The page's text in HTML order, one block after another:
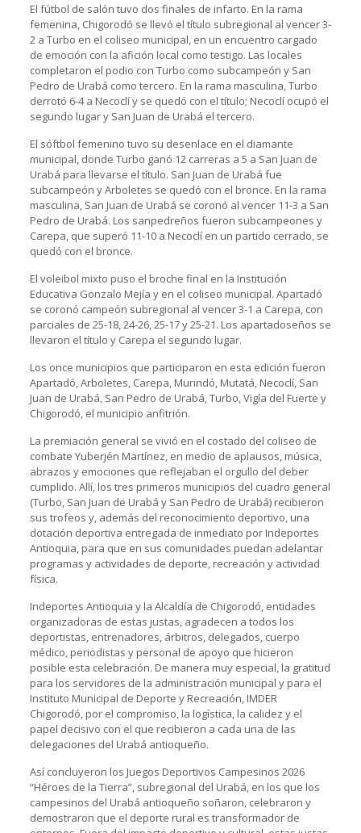
El fútbol de salón tuvo dos finales de infarto. En la rama
femenina, Chigorodó se llevó el título subregional al vencer 3-
2 a Turbo en el coliseo municipal, en un encuentro cargado
de emoción con la afición local como testigo. Las locales
completaron el podio con Turbo como subcampeón y San
Pedro de Urabá como tercero. En la rama masculina, Turbo
derrotó 6-4 a Necoclí y se quedó con el título; Necoclí ocupó el
segundo lugar y San Juan de Urabá el tercero.
El sóftbol femenino tuvo su desenlace en el diamante
municipal, donde Turbo ganó 12 carreras a 5 a San Juan de
Urabá para llevarse el título. San Juan de Urabá fue
subcampeón y Arboletes se quedó con el bronce. En la rama
masculina, San Juan de Urabá se coronó al vencer 11-3 a San
Pedro de Urabá. Los sanpedreños fueron subcampeones y
Carepa, que superó 11-10 a Necoclí en un partido cerrado, se
quedó con el bronce.
El voleibol mixto puso el broche final en la Institución
Educativa Gonzalo Mejía y en el coliseo municipal. Apartadó
se coronó campeón subregional al vencer 3-1 a Carepa, con
parciales de 25-18, 24-26, 25-17 y 25-21. Los apartadoseños se
llevaron el título y Carepa el segundo lugar.
Los once municipios que participaron en esta edición fueron
Apartadó, Arboletes, Carepa, Murindó, Mutatá, Necoclí, San
Juan de Urabá, San Pedro de Urabá, Turbo, Vigía del Fuerte y
Chigorodó, el municipio anfitrión.
La premiación general se vivió en el costado del coliseo de
combate Yuberjén Martínez, en medio de aplausos, música,
abrazos y emociones que reflejaban el orgullo del deber
cumplido. Allí, los tres primeros municipios del cuadro general
(Turbo, San Juan de Urabá y San Pedro de Urabá) recibieron
sus trofeos y, además del reconocimiento deportivo, una
dotación deportiva entregada de inmediato por Indeportes
Antioquia, para que en sus comunidades puedan adelantar
programas y actividades de deporte, recreación y actividad
física.
Indeportes Antioquia y la Alcaldía de Chigorodó, entidades
organizadoras de estas justas, agradecen a todos los
deportistas, entrenadores, árbitros, delegados, cuerpo
médico, periodistas y personal de apoyo que hicieron
posible esta celebración. De manera muy especial, la gratitud
para los servidores de la administración municipal y para el
Instituto Municipal de Deporte y Recreación, IMDER
Chigorodó, por el compromiso, la logística, la calidez y el
papel decisivo con el que recibieron a cada una de las
delegaciones del Urabá antioqueño.
Así concluyeron los Juegos Deportivos Campesinos 2026
“Héroes de la Tierra”, subregional del Urabá, en los que los
campesinos del Urabá antioqueño soñaron, celebraron y
demostraron que el deporte rural es transformador de